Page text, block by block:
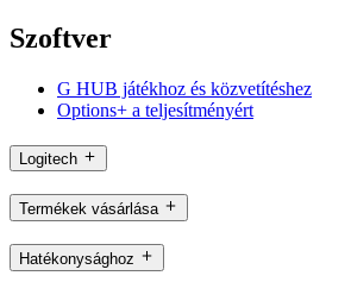
Szoftver
G HUB játékhoz és közvetítéshez
Options+ a teljesítményért
Logitech
Termékek vásárlása
Hatékonysághoz